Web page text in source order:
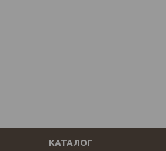
КАТАЛОГ